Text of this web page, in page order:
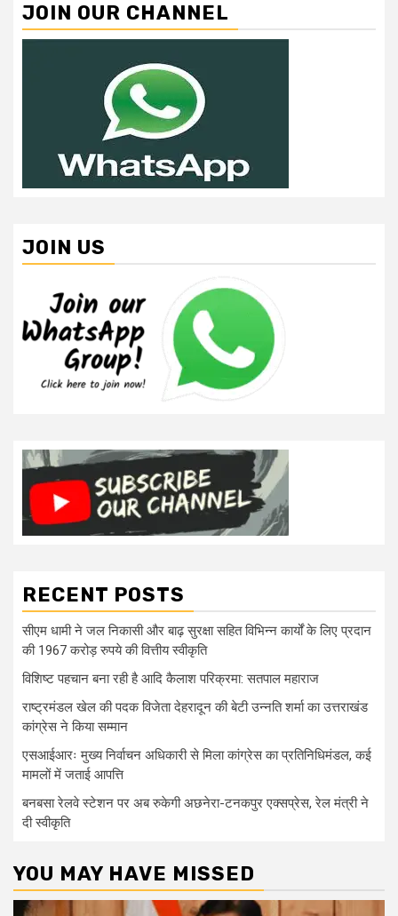
JOIN OUR CHANNEL
JOIN US
RECENT POSTS
सीएम धामी ने जल निकासी और बाढ़ सुरक्षा सहित विभिन्न कार्यों के लिए प्रदान
की 1967 करोड़ रुपये की वित्तीय स्वीकृति
विशिष्ट पहचान बना रही है आदि कैलाश परिक्रमा: सतपाल महाराज
राष्ट्रमंडल खेल की पदक विजेता देहरादून की बेटी उन्नति शर्मा का उत्तराखंड
कांग्रेस ने किया सम्मान
एसआईआरः मुख्य निर्वाचन अधिकारी से मिला कांग्रेस का प्रतिनिधिमंडल, कई
मामलों में जताई आपत्ति
बनबसा रेलवे स्टेशन पर अब रुकेगी अछनेरा-टनकपुर एक्सप्रेस, रेल मंत्री ने
दी स्वीकृति
YOU MAY HAVE MISSED